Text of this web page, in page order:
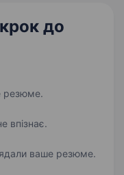
до
резюме.
впізнає.
ваше резюме.